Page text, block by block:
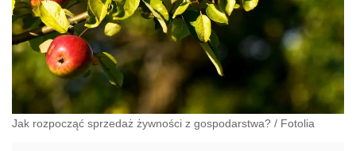
Jak rozpocząć sprzedaż żywności z gospodarstwa? / Fotolia